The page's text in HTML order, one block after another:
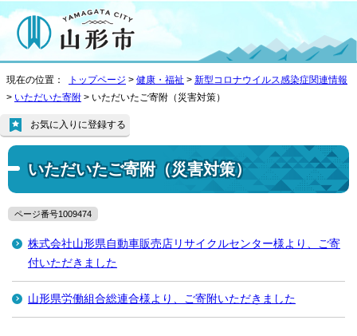
現在の位置： トップページ > 健康・福祉 > 新型コロナウイルス感染症関連情報
> いただいた寄附 > いただいたご寄附（災害対策）
いただいたご寄附（災害対策）
お気に入りに登録する
ページ番号1009474
株式会社山形県自動車販売店リサイクルセンター様より、ご寄
付いただきました
山形県労働組合総連合様より、ご寄附いただきました